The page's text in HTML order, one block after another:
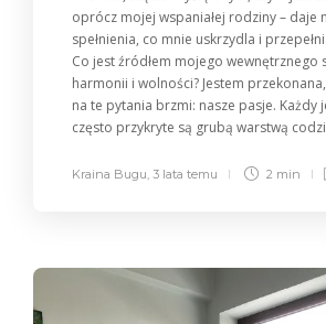
oprócz mojej wspaniałej rodziny – daje
spełnienia, co mnie uskrzydla i
Co jest źródłem mojego wewnętrznego
harmonii i wolności? Jestem
na te pytania brzmi: nasze pasje. Każdy
często przykryte są grubą warstwą
Kraina Bugu, 3 lata temu 2 min